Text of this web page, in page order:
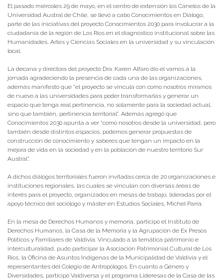
El pasado miércoles 29 de mayo, en el centro de extensión los Canelos de la
Universidad Austral de Chile, se llevó a cabo Conocimientos en Diálogo,
parte de las iniciativas del proyecto Conocimientos 2030 para involucrar a la
ciudadanía de la región de Los Ríos en el diagnóstico institucional sobre las
Humanidades, Artes y Ciencias Sociales en la universidad y su vinculación
local.
La decana y directora del proyecto Dra. Karen Alfaro dio el vamos a la
jornada agradeciendo la presencia de cada una de las organizaciones,
además manifestó que “el proyecto se vincula con como nosotros miramos
de nuevo a las universidades para poder transformarlas y generar un
espacio que tenga real pertinencia, no solamente para la sociedad actual,
sino que también, pertinencia territorial”. Además agregó que
Conocimientos 2030 apunta a ver “como nosotros desde la universidad, pero
también desde distintos espacios, podemos generar propuestas de
construcción de conocimiento y saberes que tengan un impacto en la
mejora de vida en la sociedad y en la población de nuestro territorio Sur
Austral”.
A dichos diálogos territoriales fueron invitadas cerca de 20 organizaciones e
instituciones regionales, las cuales se vinculan con diversas áreas de
interés para el proyecto, organizados en mesas de trabajo, lideradas por el
apoyo técnico del sociólogo y máster en Estudios Sociales, Michel Parra.
En la mesa de Derechos Humanos y memoria, participó el Instituto de
Derechos Humanos, la Casa de la Memoria y la Agrupación de Ex Presos
Políticos y Familiares de Valdivia. Vinculado a la temática patrimonio e
interculturalidad, pudo participar la Asociación Patrimonial Cultural de Los
Ríos, la Oficina de Asuntos Indígenas de la Municipalidad de Valdivia y el
representantes del Colegio de Antropólogos. En cuanto a Género y
Diversidades, participó Valdiversa y el programa Lideresas de la Casa de las